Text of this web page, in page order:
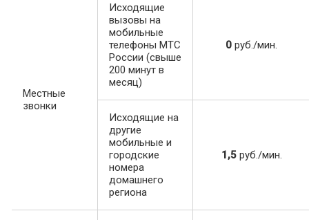
Местные
звонки
Исходящие
вызовы на
мобильные
телефоны МТС
России (свыше
200 минут в
месяц)
0 руб./мин.
Исходящие на
другие
мобильные и
городские
номера
домашнего
региона
1,5руб./мин.